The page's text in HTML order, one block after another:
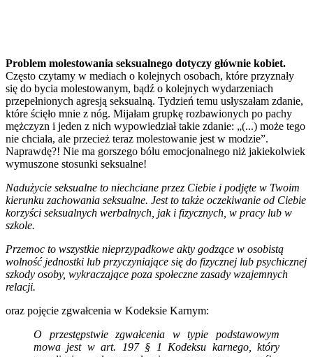
Problem molestowania seksualnego dotyczy głównie kobiet.
Często czytamy w mediach o kolejnych osobach, które przyznały
się do bycia molestowanym, bądź o kolejnych wydarzeniach
przepełnionych agresją seksualną. Tydzień temu usłyszałam zdanie,
które ścięło mnie z nóg. Mijałam grupkę rozbawionych po pachy
mężczyzn i jeden z nich wypowiedział takie zdanie: „(...) może tego
nie chciała, ale przecież teraz molestowanie jest w modzie”.
Naprawdę?! Nie ma gorszego bólu emocjonalnego niż jakiekolwiek
wymuszone stosunki seksualne!
Nadużycie seksualne to niechciane przez Ciebie i podjęte w Twoim
kierunku zachowania seksualne. Jest to także oczekiwanie od Ciebie
korzyści seksualnych werbalnych, jak i fizycznych, w pracy lub w
szkole.
Przemoc to wszystkie nieprzypadkowe akty godzące w osobistą
wolność jednostki lub przyczyniające się do fizycznej lub psychicznej
szkody osoby, wykraczające poza społeczne zasady wzajemnych
relacji.
oraz pojęcie zgwałcenia w Kodeksie Karnym:
O przestępstwie zgwałcenia w typie podstawowym
mowa jest w art. 197 § 1 Kodeksu karnego, który